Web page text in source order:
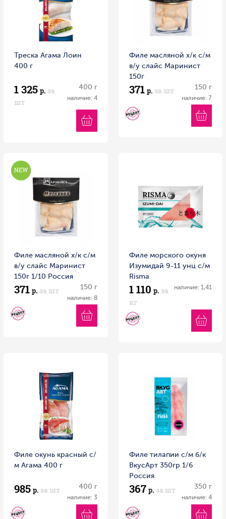
Треска Агама Лоин
400 г
1 325 р. за
шт
400 г
наличие: 4
Филе масляной х/к с/м
в/у слайс Маринист
150г
371 р. за шт 150 г
наличие: 7
Филе масляной х/к с/м
в/у слайс Маринист
150г 1/10 Россия
371 р. за шт 150 г
наличие: 8
Филе морского окуня
Изумидай 9-11 унц с/м
Risma
1 110 р. за
кг
наличие: 1,41
Филе окунь красный с/
м Агама 400 г
985 р. за шт 400 г
наличие: 3
Филе тилапии с/м б/к
ВкусАрт 350гр 1/6
Россия
367 р. за шт 350 г
наличие: 4